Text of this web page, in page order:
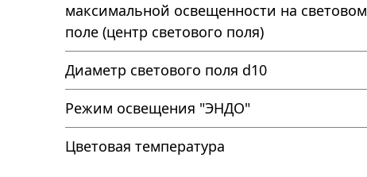
максимальной освещенности на световом
поле (центр светового поля)
Диаметр светового поля d10
Режим освещения "ЭНДО"
Цветовая температура